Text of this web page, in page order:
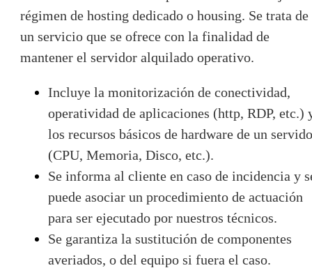
régimen de hosting dedicado o housing. Se trata de
un servicio que se ofrece con la finalidad de
mantener el servidor alquilado operativo.
Incluye la monitorización de conectividad,
operatividad de aplicaciones (http, RDP, etc.)
los recursos básicos de hardware de un
(CPU, Memoria, Disco, etc.).
Se informa al cliente en caso de incidencia y
puede asociar un procedimiento de actuación
para ser ejecutado por nuestros técnicos.
Se garantiza la sustitución de componentes
averiados, o del equipo si fuera el caso.